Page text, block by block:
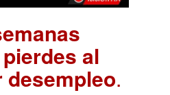
al
.